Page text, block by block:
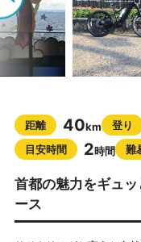
距離 40km 登り
目安時間
2時間 難
首都の魅力をギュ
ース